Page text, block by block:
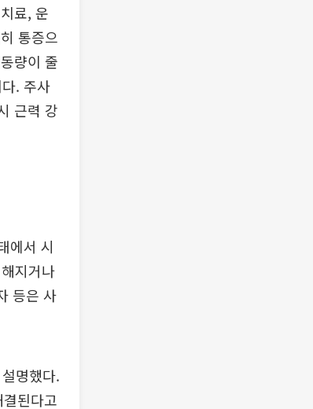
료, 운
통증으
량이 줄
. 주사
근력 강
에서 시
지거나
등은 사
명했다.
된다고